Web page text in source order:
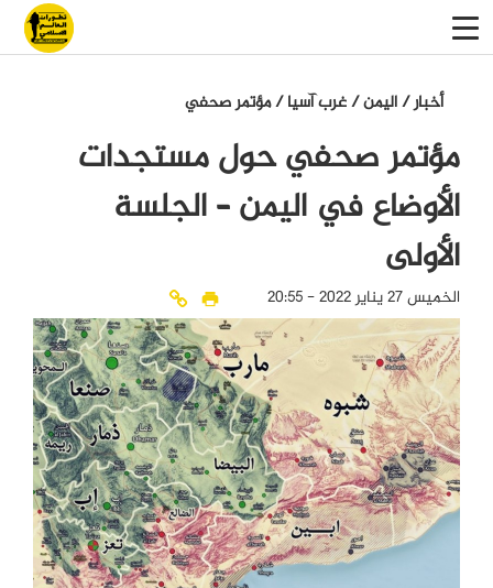
أخبار/اليمن/غرب آسيا/مؤتمر صحفي
مؤتمر صحفي حول مستجدات
الأوضاع في اليمن – الجلسة
الأولى
الخميس 27 يناير 2022 - 20:55